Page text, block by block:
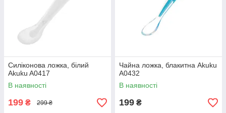
Силіконова ложка, білий
Akuku A0417
В наявності
199 ₴ 299 ₴
Чайна ложка, блакитна Akuku
A0432
В наявності
199 ₴